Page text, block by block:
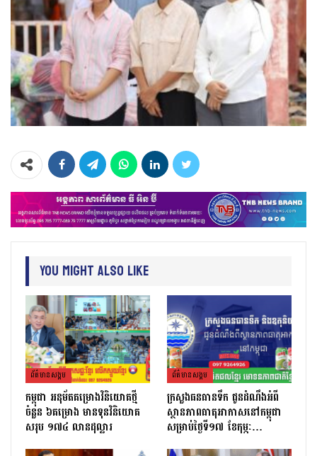
You Might Also Like
ព័ត៌មាន​សង្គម
កម្ពុជា អនុម័តគម្រោងវិនិយោគថ្មី
ចំនួន ៦គម្រោង មានទុនវិនិយោគ
សរុប ១៧៤ លានដុល្លារ
ព័ត៌មាន​សង្គម
ក្រសួងធនធានទឹក ជូនដំណឹងអំពី
ស្ថានភាពធាតុអាកាសនៅកម្ពុជា
សម្រាប់ថ្ងៃទី១៧ ខែកុម្ភៈ…